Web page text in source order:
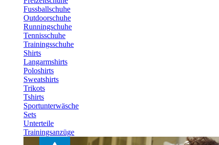
Fussballschuhe
Outdoorschuhe
Runningschuhe
Tennisschuhe
Trainingsschuhe
Shirts
Langarmshirts
Poloshirts
Sweatshirts
Trikots
Tshirts
Sportunterwäsche
Sets
Unterteile
Trainingsanzüge